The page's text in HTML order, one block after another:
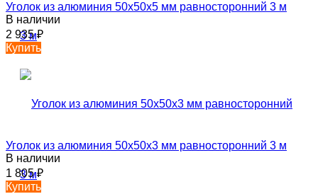
Уголок из алюминия 50х50х5 мм равносторонний 3 м
В наличии
2 935₽
Купить
Уголок из алюминия 50х50х3 мм равносторонний 3 м
В наличии
1 805₽
Купить